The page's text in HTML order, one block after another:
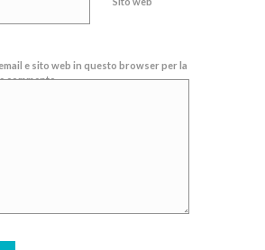
e sito web in questo browser per la
commento.